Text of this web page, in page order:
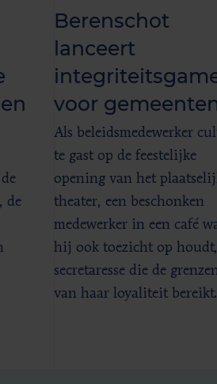
de
Berenschot
lanceert
voor
Als beleidsmedewerker
te gast op de feestelijke
opening van het
theater, een beschonken
medewerker in een café
hij ook toezicht op
secretaresse die de
van haar loyaliteit bereikt.